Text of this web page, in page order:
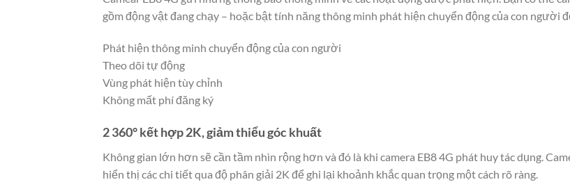
gồm động vật đang chạy – hoặc bật tính năng thông minh phát hiện chuyển động của con người
Phát hiện thông minh chuyển động của con người
Theo dõi tự động
Vùng phát hiện tùy chỉnh
Không mất phí đăng ký
2 360° kết hợp 2K, giảm thiểu góc khuất
Không gian lớn hơn sẽ cần tầm nhìn rộng hơn và đó là khi camera EB8 4G phát huy tác dụng.
hiển thị các chi tiết qua độ phân giải 2K để ghi lại khoảnh khắc quan trọng một cách rõ ràng.